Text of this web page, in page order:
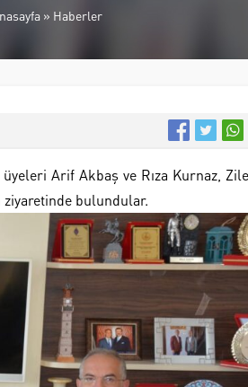
» Haberler
Arif Akbaş ve Rıza Kurnaz, Zile
ziyaretinde bulundular.